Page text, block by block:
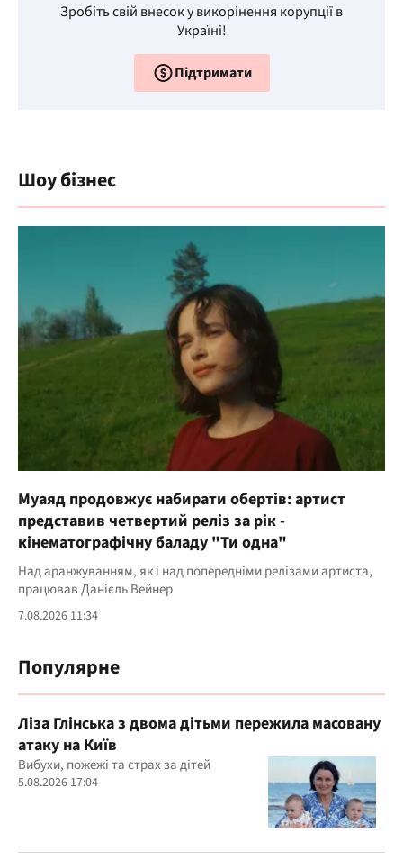
Зробіть свій внесок у викорінення корупції в
Україні!
Підтримати
Шоу бізнес
Муаяд продовжує набирати обертів: артист
представив четвертий реліз за рік -
кінематографічну баладу "Ти одна"
Над аранжуванням, як і над попередніми релізами артиста,
працював Данієль Вейнер
7.08.2026 11:34
Популярне
Ліза Глінська з двома дітьми пережила масовану
атаку на Київ
Вибухи, пожежі та страх за дітей
5.08.2026 17:04